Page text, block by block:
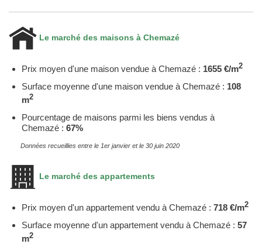
Le marché des maisons à Chemazé
Prix moyen d'une maison vendue à Chemazé : 1655 €/m2
Surface moyenne d'une maison vendue à Chemazé : 108
m2
Pourcentage de maisons parmi les biens vendus à
Chemazé : 67%
Données recueillies entre le 1er janvier et le 30 juin 2020
Le marché des appartements
Prix moyen d'un appartement vendu à Chemazé : 718 €/m2
Surface moyenne d'un appartement vendu à Chemazé : 57
m2